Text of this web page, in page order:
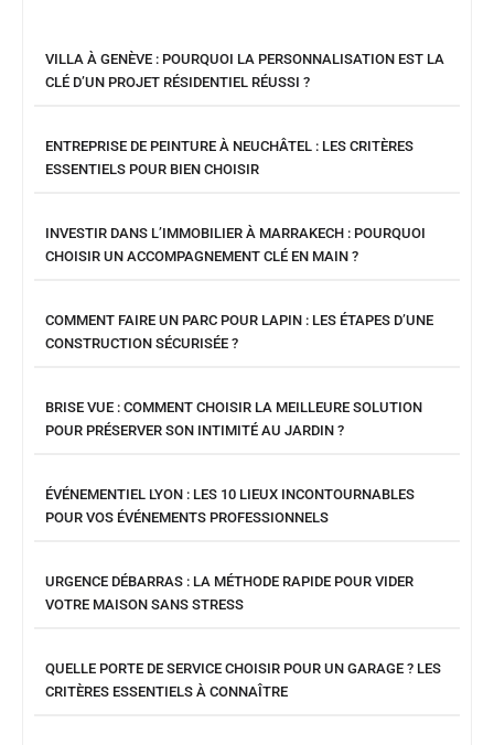
VILLA À GENÈVE : POURQUOI LA PERSONNALISATION EST LA
CLÉ D’UN PROJET RÉSIDENTIEL RÉUSSI ?
ENTREPRISE DE PEINTURE À NEUCHÂTEL : LES CRITÈRES
ESSENTIELS POUR BIEN CHOISIR
INVESTIR DANS L’IMMOBILIER À MARRAKECH : POURQUOI
CHOISIR UN ACCOMPAGNEMENT CLÉ EN MAIN ?
COMMENT FAIRE UN PARC POUR LAPIN : LES ÉTAPES D’UNE
CONSTRUCTION SÉCURISÉE ?
BRISE VUE : COMMENT CHOISIR LA MEILLEURE SOLUTION
POUR PRÉSERVER SON INTIMITÉ AU JARDIN ?
ÉVÉNEMENTIEL LYON : LES 10 LIEUX INCONTOURNABLES
POUR VOS ÉVÉNEMENTS PROFESSIONNELS
URGENCE DÉBARRAS : LA MÉTHODE RAPIDE POUR VIDER
VOTRE MAISON SANS STRESS
QUELLE PORTE DE SERVICE CHOISIR POUR UN GARAGE ? LES
CRITÈRES ESSENTIELS À CONNAÎTRE